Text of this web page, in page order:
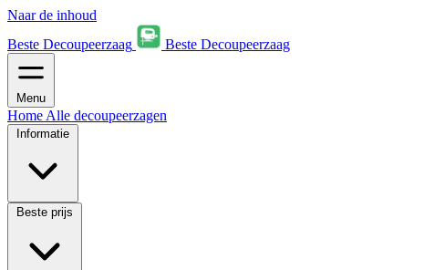
Naar de inhoud
Beste Decoupeerzaag
Beste Decoupeerzaag
Menu
Home Alle decoupeerzagen
Informatie
Beste prijs